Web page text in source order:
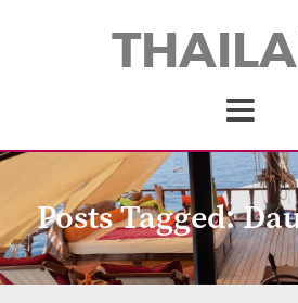
Posts Tagged: